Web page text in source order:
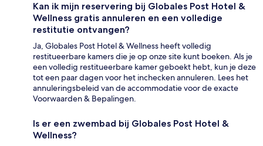
Kan ik mijn reservering bij Globales Post Hotel &
Wellness gratis annuleren en een volledige
restitutie ontvangen?
Ja, Globales Post Hotel & Wellness heeft volledig
restitueerbare kamers die je op onze site kunt boeken. Als je
een volledig restitueerbare kamer geboekt hebt, kun je deze
tot een paar dagen voor het inchecken annuleren. Lees het
annuleringsbeleid van de accommodatie voor de exacte
Voorwaarden & Bepalingen.
Is er een zwembad bij Globales Post Hotel &
Wellness?